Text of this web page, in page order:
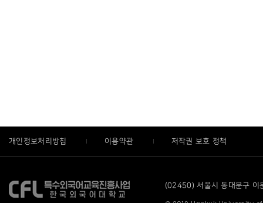
개인정보처리방침 이용약관 저작권 보호 정책
(02450) 서울시 동대문구